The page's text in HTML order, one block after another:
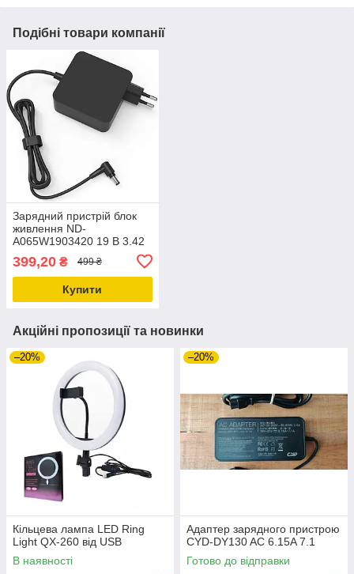
Подібні товари компанії
Зарядний пристрій блок
живлення ND-
A065W1903420 19 В 3.42
399,20 ₴ 499 ₴
Купити
Акційні пропозиції та новинки
–20%
Кільцева лампа LED Ring
Light QX-260 від USB
В наявності
–20%
Адаптер зарядного пристрою
CYD-DY130 AC 6.15A 7.1
Готово до відправки